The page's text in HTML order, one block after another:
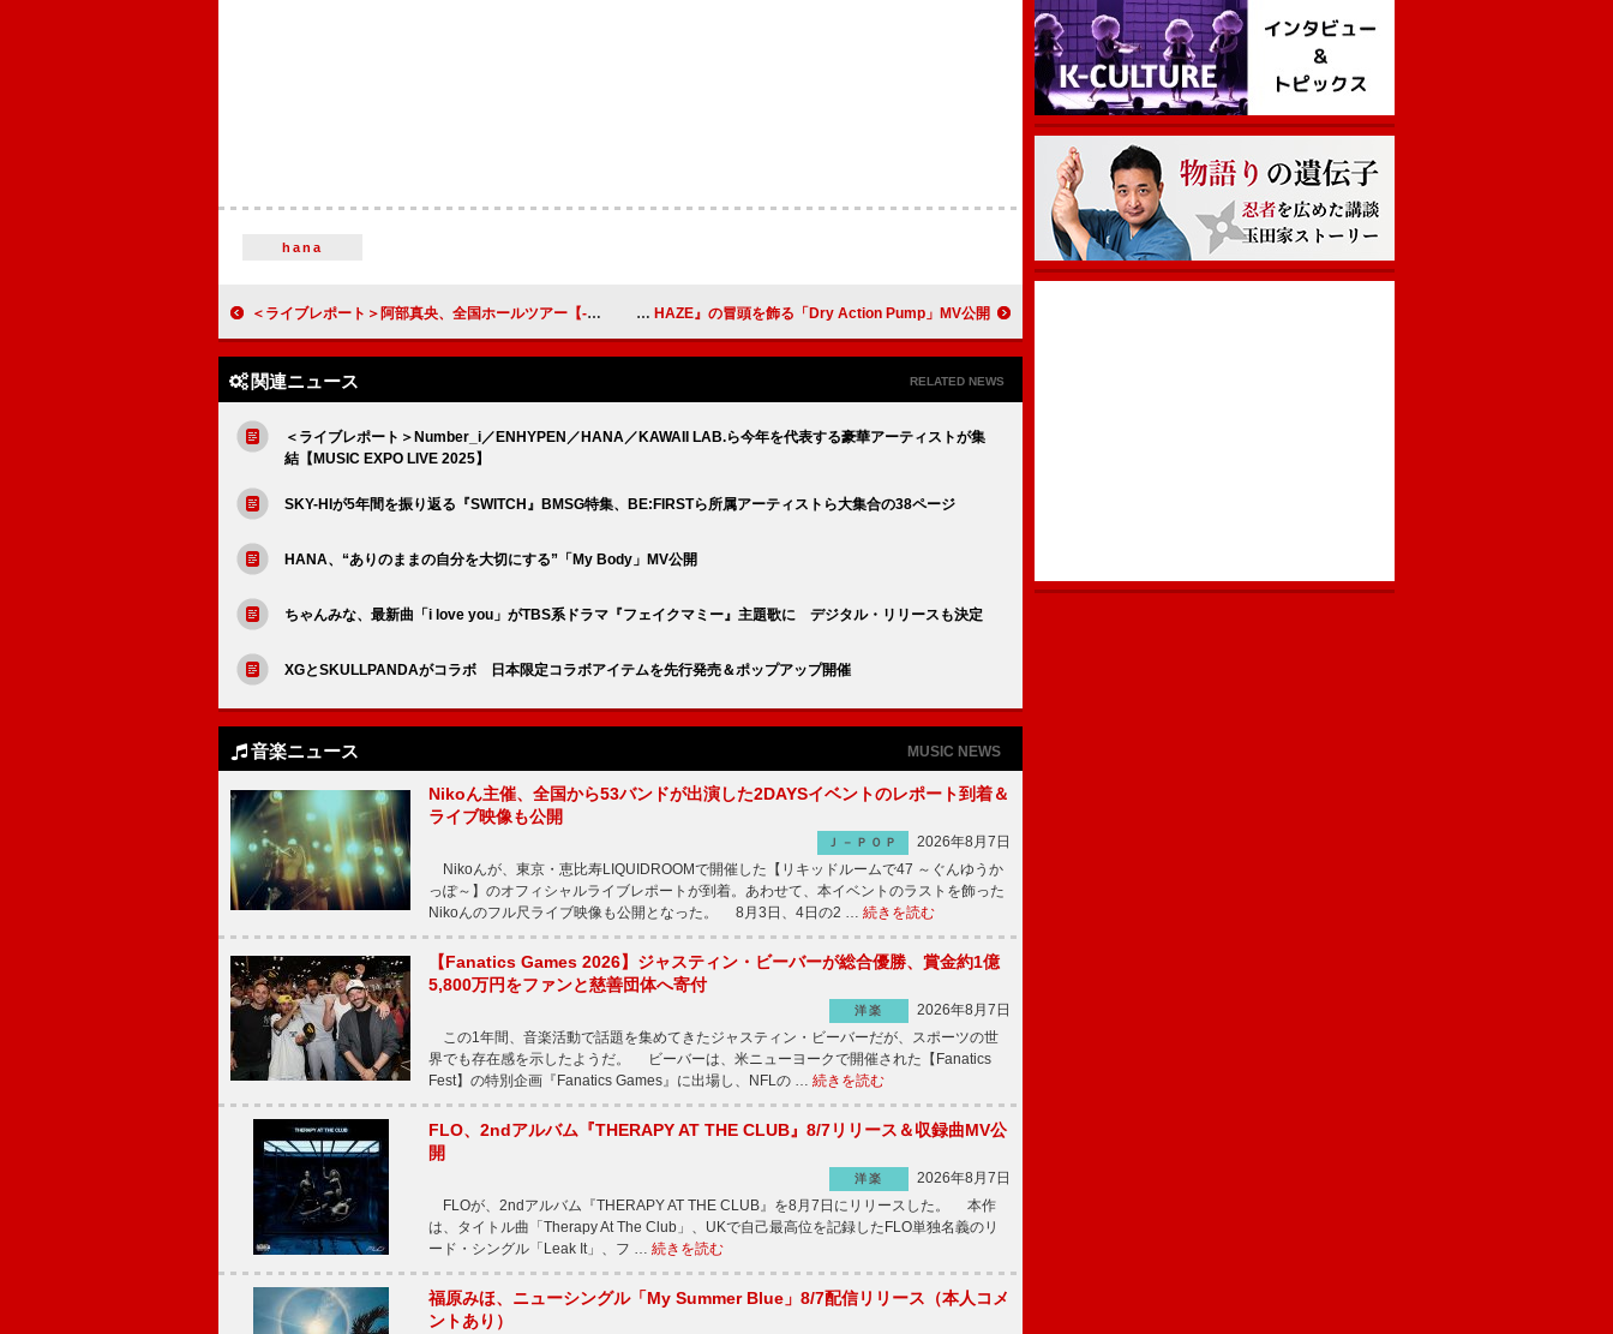
hana
＜ライブレポート＞阿部真央、全国ホールツアー【-On My Way Home-】ファイナル公演で伝えた感謝と未来への眼差し TESTSET、アルバム『ALL HAZE』の冒頭を飾る「Dry Action Pump」MV公開
関連ニュース RELATED NEWS
＜ライブレポート＞Number_i／ENHYPEN／HANA／KAWAII LAB.ら今年を代表する豪華アーティストが集
結【MUSIC EXPO LIVE 2025】
SKY-HIが5年間を振り返る『SWITCH』BMSG特集、BE:FIRSTら所属アーティストら大集合の38ページ
HANA、“ありのままの自分を大切にする”「My Body」MV公開
ちゃんみな、最新曲「i love you」がTBS系ドラマ『フェイクマミー』主題歌に デジタル・リリースも決定
XGとSKULLPANDAがコラボ 日本限定コラボアイテムを先行発売＆ポップアップ開催
音楽ニュース MUSIC NEWS
Nikoん主催、全国から53バンドが出演した2DAYSイベントのレポート到着＆
ライブ映像も公開
Ｊ－ＰＯＰ
2026年8月7日
Nikoんが、東京・恵比寿LIQUIDROOMで開催した【リキッドルームで47 ～ぐんゆうか
っぽ～】のオフィシャルライブレポートが到着。あわせて、本イベントのラストを飾った
Nikoんのフル尺ライブ映像も公開となった。 8月3日、4日の2 … 続きを読む
【Fanatics Games 2026】ジャスティン・ビーバーが総合優勝、賞金約1億
5,800万円をファンと慈善団体へ寄付
洋楽
2026年8月7日
この1年間、音楽活動で話題を集めてきたジャスティン・ビーバーだが、スポーツの世
界でも存在感を示したようだ。 ビーバーは、米ニューヨークで開催された【Fanatics
Fest】の特別企画『Fanatics Games』に出場し、NFLの … 続きを読む
FLO、2ndアルバム『THERAPY AT THE CLUB』8/7リリース＆収録曲MV公
開
洋楽
2026年8月7日
FLOが、2ndアルバム『THERAPY AT THE CLUB』を8月7日にリリースした。 本作
は、タイトル曲「Therapy At The Club」、UKで自己最高位を記録したFLO単独名義のリ
ード・シングル「Leak It」、フ … 続きを読む
福原みほ、ニューシングル「My Summer Blue」8/7配信リリース（本人コメ
ントあり）